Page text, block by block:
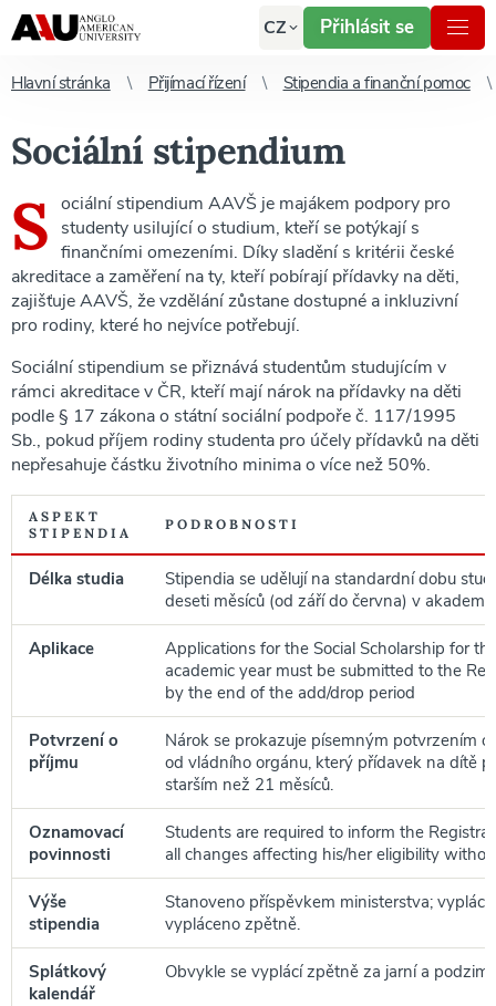
CZ Přihlásit se
Hlavní stránka Přijímací řízení Stipendia a finanční pomoc
Sociální stipendium
S ociální stipendium AAVŠ je majákem podpory pro
studenty usilující o studium, kteří se potýkají s
finančními omezeními. Díky sladění s kritérii české
akreditace a zaměření na ty, kteří pobírají přídavky na děti,
zajišťuje AAVŠ, že vzdělání zůstane dostupné a inkluzivní
pro rodiny, které ho nejvíce potřebují.
Sociální stipendium se přiznává studentům studujícím v
rámci akreditace v ČR, kteří mají nárok na přídavky na děti
podle § 17 zákona o státní sociální podpoře č. 117/1995
Sb., pokud příjem rodiny studenta pro účely přídavků na děti
nepřesahuje částku životního minima o více než 50%.
ASPEKT
STIPENDIA
PODROBNOSTI
Délka studia
Stipendia se udělují na standardní dobu
deseti měsíců (od září do června) v
Aplikace
Applications for the Social Scholarship for
academic year must be submitted to the
by the end of the add/drop period
Potvrzení o
příjmu
Nárok se prokazuje písemným potvrzením
od vládního orgánu, který přídavek na dítě
starším než 21 měsíců.
Oznamovací
povinnosti
Students are required to inform the
all changes affecting his/her eligibility
Výše
stipendia
Stanoveno příspěvkem ministerstva;
vypláceno zpětně.
Splátkový
kalendář
Obvykle se vyplácí zpětně za jarní a